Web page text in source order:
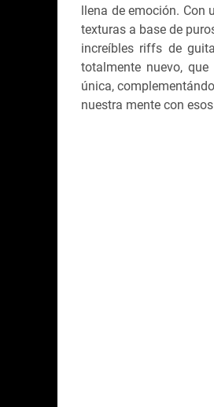
llena de emoción. Con
texturas a base de
increíbles riffs de
totalmente nuevo,
única,
nuestra mente con